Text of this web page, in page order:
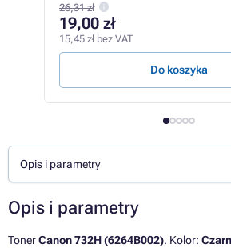
26,31 zł
19,00 zł
15,45 zł bez VAT
Do koszyka
Opis i parametry
Opis i parametry
TonerCanon 732H (6264B002). Kolor: